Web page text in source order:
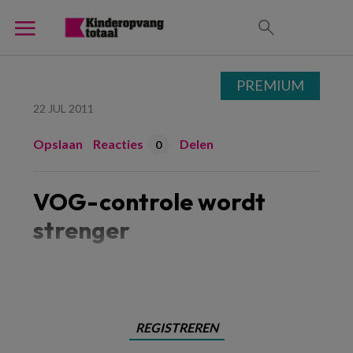
22 JUL 2011
Opslaan Reacties 0 Delen
VOG-controle wordt
strenger
REGISTREREN
PREMIUM